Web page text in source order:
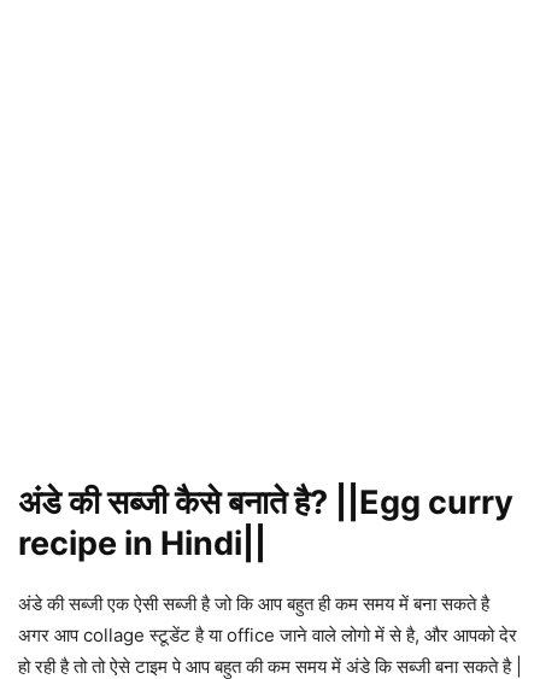
अंडे की सब्जी कैसे बनाते है? ||Egg curry
recipe in Hindi||
अंडे की सब्जी एक ऐसी सब्जी है जो कि आप बहुत ही कम समय में बना सकते है
अगर आप collage स्टूडेंट है या office जाने वाले लोगो में से है, और आपको देर
हो रही है तो तो ऐसे टाइम पे आप बहुत की कम समय में अंडे कि सब्जी बना सकते है |